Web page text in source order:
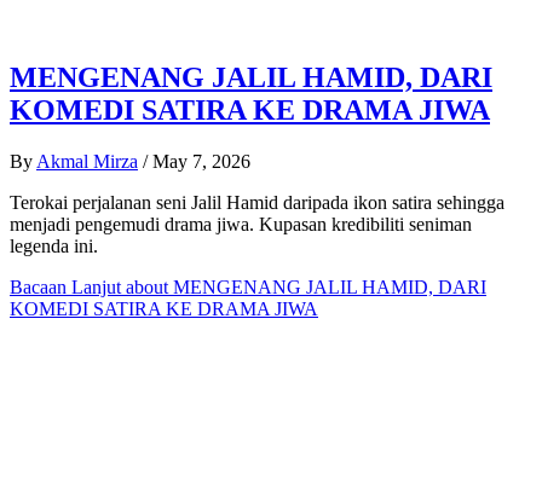
MENGENANG JALIL HAMID, DARI
KOMEDI SATIRA KE DRAMA JIWA
By Akmal Mirza / May 7, 2026
Terokai perjalanan seni Jalil Hamid daripada ikon satira sehingga
menjadi pengemudi drama jiwa. Kupasan kredibiliti seniman
legenda ini.
Bacaan Lanjut about MENGENANG JALIL HAMID, DARI
KOMEDI SATIRA KE DRAMA JIWA